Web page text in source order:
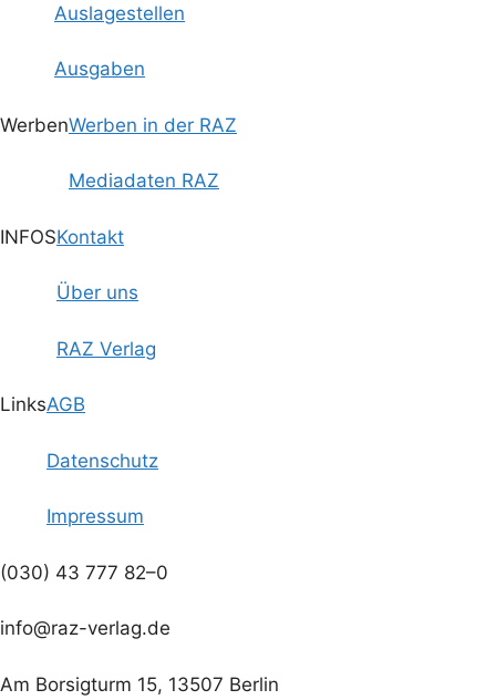
Auslagestellen
Ausgaben
WerbenWerben in der RAZ
Mediadaten RAZ
INFOSKontakt
Über uns
RAZ Verlag
LinksAGB
Datenschutz
Impressum
(030) 43 777 82–0
info@raz-verlag.de
Am Borsigturm 15, 13507 Berlin